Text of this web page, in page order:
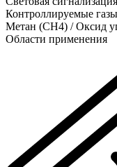
Контроллируемые газы
Метан (CH4) /Оксид
Области применения